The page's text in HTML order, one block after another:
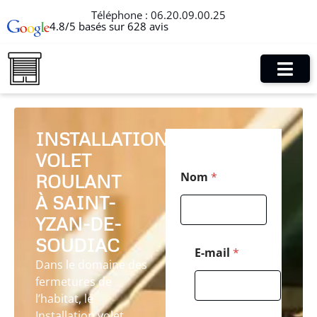
Téléphone : 06.20.09.00.25
4.8/5 basés sur 628 avis
INSTALLATION
VOLET
ROULANT
À SAINT-
YZAN-DE-
SOUDIAC
Dans le domaine des
fermetures de
l’habitat, le
Nom *
E-mail *
é